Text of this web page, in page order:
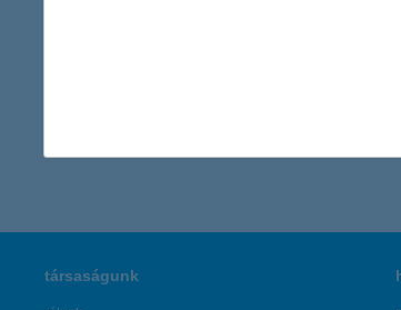
társaságunk